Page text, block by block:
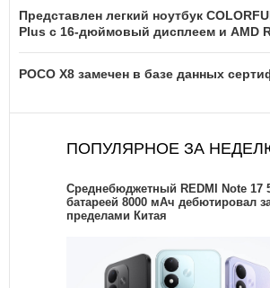
Представлен легкий ноутбук
Plus с 16-дюймовый дисплеем и AMD
POCO X8 замечен в базе данных
ПОПУЛЯРНОЕ ЗА
Среднебюджетный REDMI Note 17
батареей 8000 мАч дебютировал
пределами Китая